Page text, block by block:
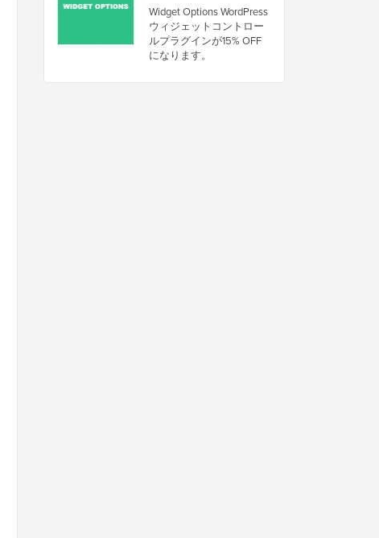
Widget Options WordPress
ウィジェットコントロー
ルプラグインが15% OFF
になります。